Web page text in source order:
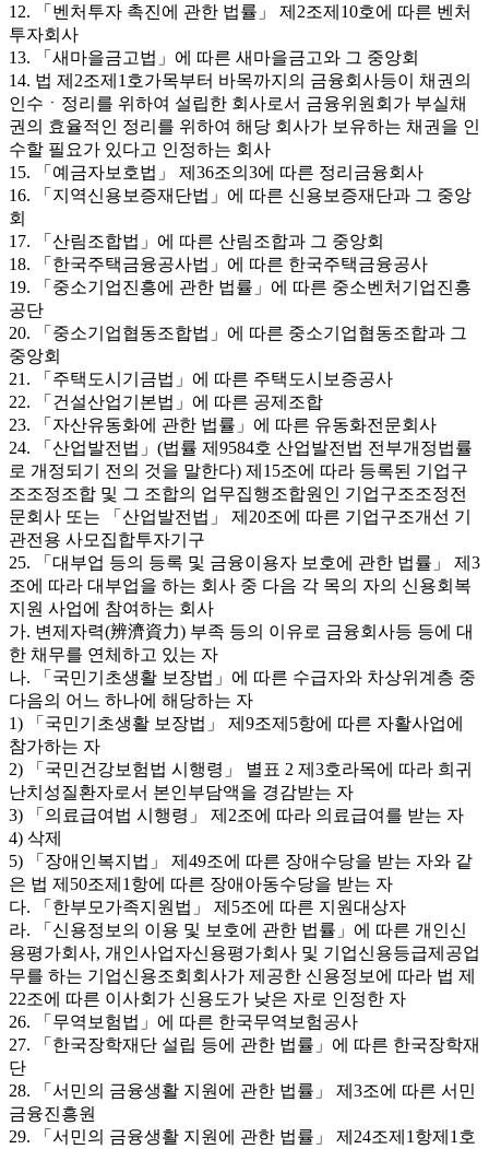
12. 「벤처투자 촉진에 관한 법률」 제2조제10호에 따른 벤처
투자회사
13. 「새마을금고법」에 따른 새마을금고와 그 중앙회
14. 법 제2조제1호가목부터 바목까지의 금융회사등이 채권의
인수ㆍ정리를 위하여 설립한 회사로서 금융위원회가 부실채
권의 효율적인 정리를 위하여 해당 회사가 보유하는 채권을 인
수할 필요가 있다고 인정하는 회사
15. 「예금자보호법」 제36조의3에 따른 정리금융회사
16. 「지역신용보증재단법」에 따른 신용보증재단과 그 중앙
회
17. 「산림조합법」에 따른 산림조합과 그 중앙회
18. 「한국주택금융공사법」에 따른 한국주택금융공사
19. 「중소기업진흥에 관한 법률」에 따른 중소벤처기업진흥
공단
20. 「중소기업협동조합법」에 따른 중소기업협동조합과 그
중앙회
21. 「주택도시기금법」에 따른 주택도시보증공사
22. 「건설산업기본법」에 따른 공제조합
23. 「자산유동화에 관한 법률」에 따른 유동화전문회사
24. 「산업발전법」(법률 제9584호 산업발전법 전부개정법률
로 개정되기 전의 것을 말한다) 제15조에 따라 등록된 기업구
조조정조합 및 그 조합의 업무집행조합원인 기업구조조정전
문회사 또는 「산업발전법」 제20조에 따른 기업구조개선 기
관전용 사모집합투자기구
25. 「대부업 등의 등록 및 금융이용자 보호에 관한 법률」 제3
조에 따라 대부업을 하는 회사 중 다음 각 목의 자의 신용회복
지원 사업에 참여하는 회사
가. 변제자력(辨濟資力) 부족 등의 이유로 금융회사등 등에 대
한 채무를 연체하고 있는 자
나. 「국민기초생활 보장법」에 따른 수급자와 차상위계층 중
다음의 어느 하나에 해당하는 자
1) 「국민기초생활 보장법」 제9조제5항에 따른 자활사업에
참가하는 자
2) 「국민건강보험법 시행령」 별표 2 제3호라목에 따라 희귀
난치성질환자로서 본인부담액을 경감받는 자
3) 「의료급여법 시행령」 제2조에 따라 의료급여를 받는 자
4) 삭제
5) 「장애인복지법」 제49조에 따른 장애수당을 받는 자와 같
은 법 제50조제1항에 따른 장애아동수당을 받는 자
다. 「한부모가족지원법」 제5조에 따른 지원대상자
라. 「신용정보의 이용 및 보호에 관한 법률」에 따른 개인신
용평가회사, 개인사업자신용평가회사 및 기업신용등급제공업
무를 하는 기업신용조회회사가 제공한 신용정보에 따라 법 제
22조에 따른 이사회가 신용도가 낮은 자로 인정한 자
26. 「무역보험법」에 따른 한국무역보험공사
27. 「한국장학재단 설립 등에 관한 법률」에 따른 한국장학재
단
28. 「서민의 금융생활 지원에 관한 법률」 제3조에 따른 서민
금융진흥원
29. 「서민의 금융생활 지원에 관한 법률」 제24조제1항제1호